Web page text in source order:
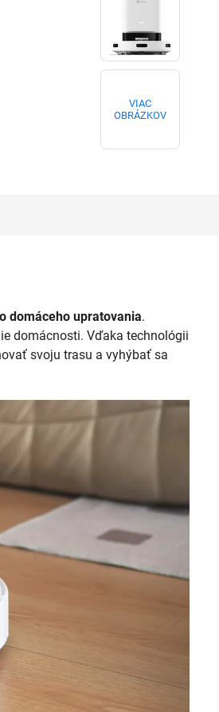
VIAC
OBRÁZKOV
domáceho upratovania.
domácnosti. Vďaka technológii
svoju trasu a vyhýbať sa